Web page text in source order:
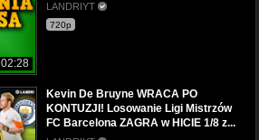
02:28
LANDRIYT
720p
Kevin De Bruyne WRACA PO
KONTUZJI! Losowanie Ligi Mistrzów
FC Barcelona ZAGRA w HICIE 1/8 z...